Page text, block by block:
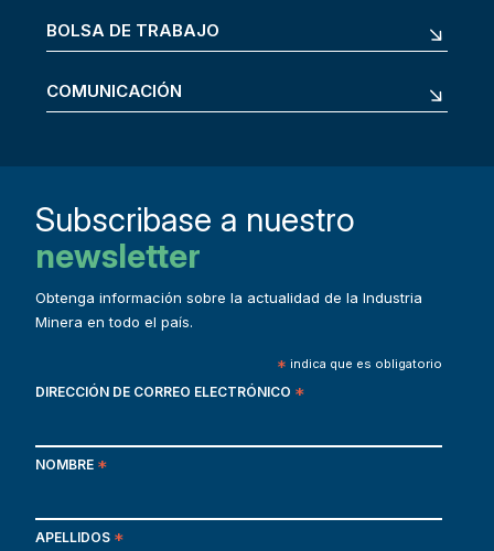
BOLSA DE TRABAJO
COMUNICACIÓN
Subscribase a nuestro
newsletter
Obtenga información sobre la actualidad de la Industria
Minera en todo el país.
* indica que es obligatorio
DIRECCIÓN DE CORREO ELECTRÓNICO *
NOMBRE *
APELLIDOS *